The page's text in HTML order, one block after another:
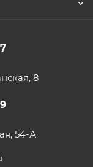
8
54-А